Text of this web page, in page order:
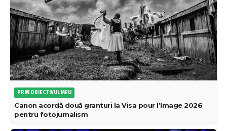
PRIN OBIECTIVUL MEU
Canon acordă două granturi la Visa pour l’Image 2026
pentru fotojurnalism